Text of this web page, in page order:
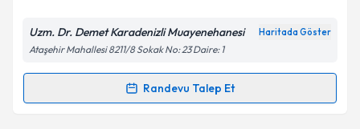
Kişisel verilerimin işlenmesine ilişkinAydınlatma
Uzm. Dr. Demet Karadenizli Muayenehanesi Haritada Göster
Ataşehir Mahallesi 8211/8 Sokak No: 23 Daire: 1
Randevu Talep Et
Randevu Takvimi Talebi